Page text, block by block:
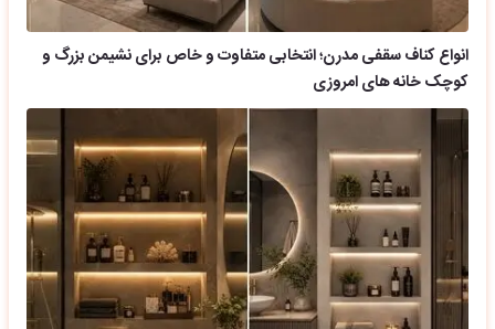
انواع کناف سقفی مدرن؛ انتخابی متفاوت و خاص برای نشیمن بزرگ و
کوچک خانه های امروزی